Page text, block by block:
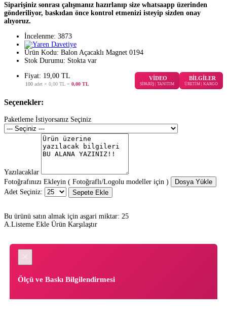
Siparişiniz sonrası çalışmanız hazırlanıp size whatsaapp üzerinden
gönderiliyor, baskıdan önce kontrol etmenizi isteyip sizden onay
alıyoruz.
İncelenme: 3873
Ürün Kodu: Balon Açacaklı Magnet 0194
Stok Durumu: Stokta var
Fiyat: 19,00 TL
100 adet × 0,00 TL = 0,00 TL
VİDEO
SİPARİŞ | TANITIM
BİLGİLER
ÜRETİM | KARGO
Seçenekler:
Paketleme İstiyorsanız Seçiniz
Yazılacaklar
Fotoğrafınızı Ekleyin ( Fotoğraflı/Logolu modeller için )
Dosya Yükle
Adet Seçiniz:
Sepete Ekle
Bu ürünü satın almak için asgari miktar: 25
A.Listeme Ekle Ürün Karşılaştır
Ölçü ve Baskı Bilgilendirmesi